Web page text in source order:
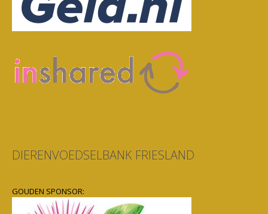
DIERENVOEDSELBANK FRIESLAND
GOUDEN SPONSOR: